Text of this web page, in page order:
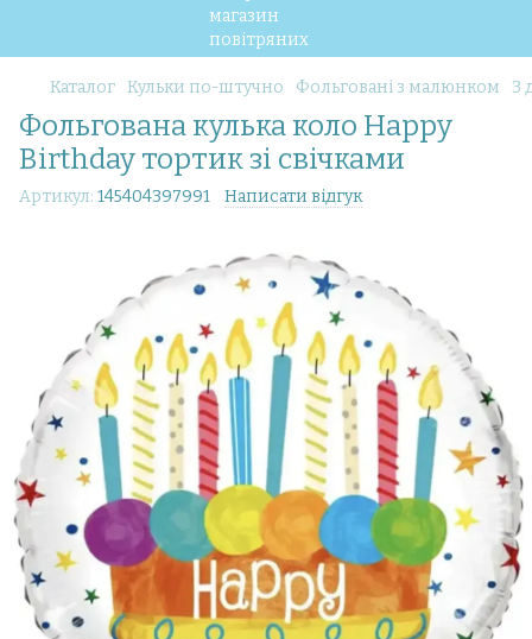
Каталог Кульки по-штучно Фольговані з малюнком З
Фольгована кулька коло Happy
Birthday тортик зі свічками
Артикул: 145404397991 Написати відгук